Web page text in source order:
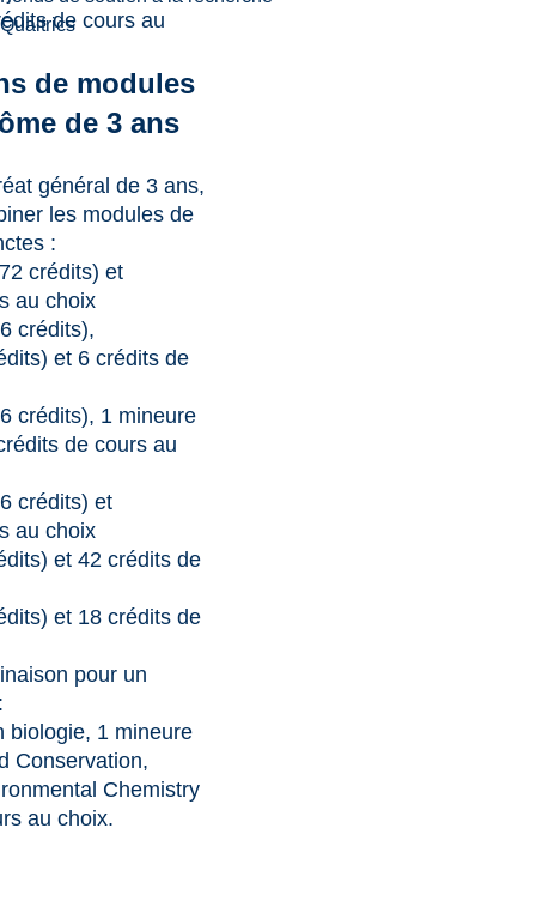
Qualtricsde cours au
de modules
de 3 ans
général de 3 ans,
les modules de
:
crédits) et
au choix
crédits),
et 6 crédits de
crédits), 1 mineure
de cours au
crédits) et
au choix
et 42 crédits de
et 18 crédits de
pour un
biologie, 1 mineure
Conservation,
Chemistry
au choix.